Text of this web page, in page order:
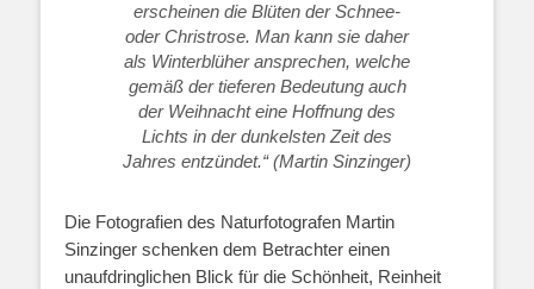
erscheinen die Blüten der Schnee-
oder Christrose. Man kann sie daher
als Winterblüher ansprechen, welche
gemäß der tieferen Bedeutung auch
der Weihnacht eine Hoffnung des
Lichts in der dunkelsten Zeit des
Jahres entzündet.“ (Martin Sinzinger)
Die Fotografien des Naturfotografen Martin
Sinzinger schenken dem Betrachter einen
unaufdringlichen Blick für die Schönheit, Reinheit